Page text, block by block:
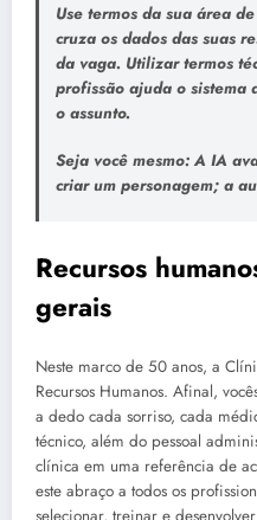
Use termos da sua área
cruza os dados das suas
da vaga. Utilizar termos
profissão ajuda o sistema
o assunto.
Seja você mesmo:A IA
criar um personagem; a
Recursos
gerais
Neste marco de 50 anos, a
Recursos Humanos. Afinal,
a dedo cada sorriso, cada
técnico, além do pessoal
clínica em uma referência de
este abraço a todos os